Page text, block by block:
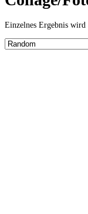
Einzelnes Ergebnis wird